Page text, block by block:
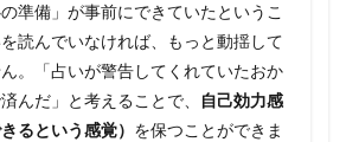
準備」が事前にできていたというこ
読んでいなければ、もっと動揺して
。「占いが警告してくれていたおか
んだ」と考えることで、
自己効力感
るという感覚） を保つことができま